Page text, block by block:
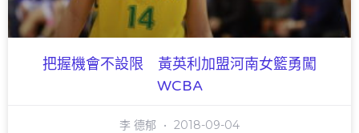
把握機會不設限 黃英利加盟河南女籃勇闖
WCBA
李 德郁 2018-09-04